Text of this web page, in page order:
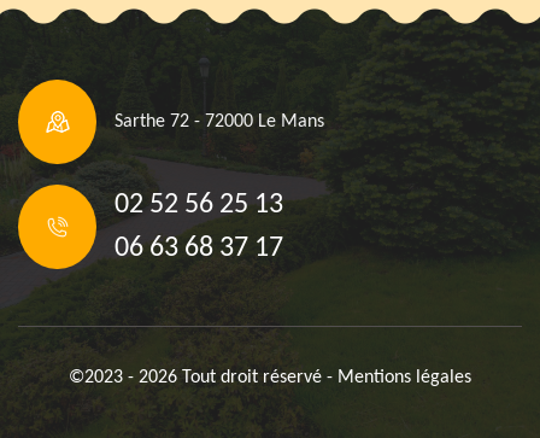
Sarthe 72 - 72000 Le Mans
02 52 56 25 13
06 63 68 37 17
©2023 - 2026 Tout droit réservé - Mentions légales